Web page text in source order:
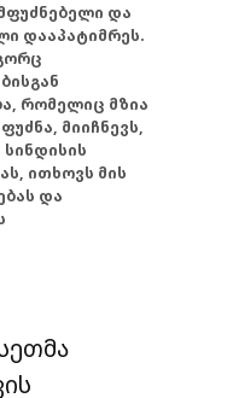
და
დააპატიმრეს.
რომელიც მზია
მიიჩნევს,
ითხოვს მის
და